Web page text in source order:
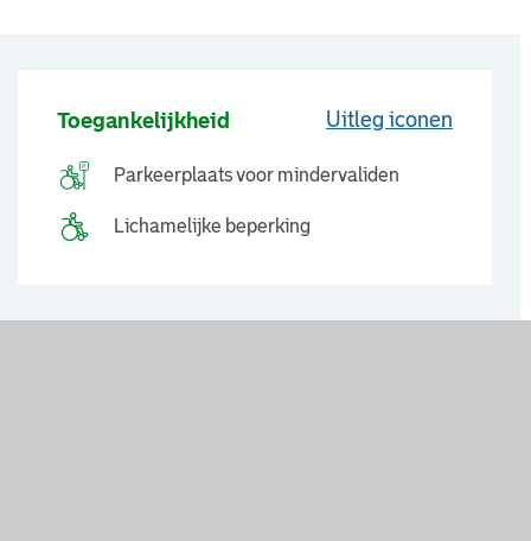
Toegankelijkheid Uitleg iconen
Parkeerplaats voor mindervaliden
Lichamelijke beperking